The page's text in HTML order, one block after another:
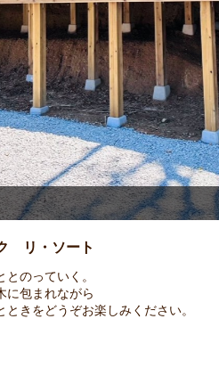
リ・ソート
のっていく。
に包まれながら
きをどうぞお楽しみください。